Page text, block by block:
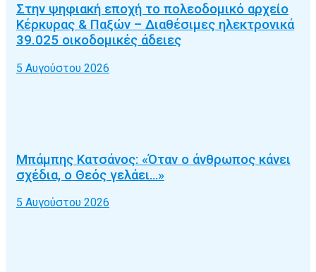
Στην ψηφιακή εποχή το πολεοδομικό αρχείο
Κέρκυρας & Παξών – Διαθέσιμες ηλεκτρονικά
39.025 οικοδομικές άδειες
5 Αυγούστου 2026
Μπάμπης Κατσάνος: «Όταν ο άνθρωπος κάνει
σχέδια, ο Θεός γελάει…»
5 Αυγούστου 2026